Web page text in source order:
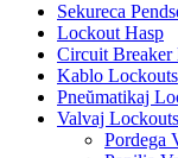
Sekureca
Lockout Hasp
Circuit Breaker
Kablo Lockouts
Pneŭmatikaj
Valvaj Lockouts
Pordega